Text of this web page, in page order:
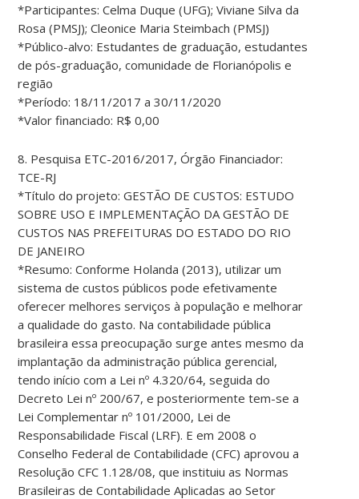
*Participantes: Celma Duque (UFG); Viviane Silva da
Rosa (PMSJ); Cleonice Maria Steimbach (PMSJ)
*Público-alvo: Estudantes de graduação, estudantes
de pós-graduação, comunidade de Florianópolis e
região
*Período: 18/11/2017 a 30/11/2020
*Valor financiado: R$ 0,00
8. Pesquisa ETC-2016/2017, Órgão Financiador:
TCE-RJ
*Título do projeto: GESTÃO DE CUSTOS: ESTUDO
SOBRE USO E IMPLEMENTAÇÃO DA GESTÃO DE
CUSTOS NAS PREFEITURAS DO ESTADO DO RIO
DE JANEIRO
*Resumo: Conforme Holanda (2013), utilizar um
sistema de custos públicos pode efetivamente
oferecer melhores serviços à população e melhorar
a qualidade do gasto. Na contabilidade pública
brasileira essa preocupação surge antes mesmo da
implantação da administração pública gerencial,
tendo início com a Lei nº 4.320/64, seguida do
Decreto Lei nº 200/67, e posteriormente tem-se a
Lei Complementar nº 101/2000, Lei de
Responsabilidade Fiscal (LRF). E em 2008 o
Conselho Federal de Contabilidade (CFC) aprovou a
Resolução CFC 1.128/08, que instituiu as Normas
Brasileiras de Contabilidade Aplicadas ao Setor